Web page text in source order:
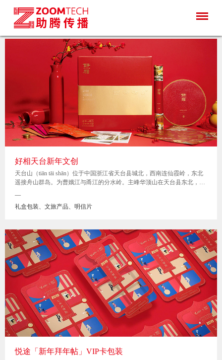
好相天台新年文创
天台山（tiān tāi shān）位于中国浙江省天台县城北，西南连仙霞岭，东北
遥接舟山群岛。为曹娥江与甬江的分水岭。主峰华顶山在天台县东北，海
水神秀”享誉海内外；1988年被国务院批准为国家重点风景名胜区，1992
—
礼盒包装、文旅产品、明信片
悦途「新年拜年帖」VIP卡包装